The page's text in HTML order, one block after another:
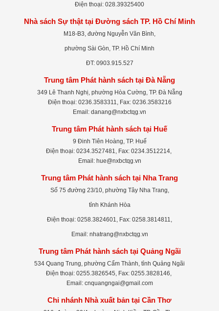
Điện thoại: 028.39325400
Nhà sách Sự thật tại Đường sách TP. Hồ Chí Minh
M18-B3, đường Nguyễn Văn Bình,
phường Sài Gòn, TP. Hồ Chí Minh
ĐT: 0903.915.527
Trung tâm Phát hành sách tại Đà Nẵng
349 Lê Thanh Nghị, phường Hòa Cường, TP. Đà Nẵng
Điện thoại: 0236.3583311, Fax: 0236.3583216
Email: danang@nxbctqg.vn
Trung tâm Phát hành sách tại Huế
9 Đinh Tiên Hoàng, TP. Huế
Điện thoại: 0234.3527481, Fax: 0234.3512214,
Email: hue@nxbctqg.vn
Trung tâm Phát hành sách tại Nha Trang
Số 75 đường 23/10, phường Tây Nha Trang,
tỉnh Khánh Hòa
Điện thoại: 0258.3824601, Fax: 0258.3814811,
Email: nhatrang@nxbctqg.vn
Trung tâm Phát hành sách tại Quảng Ngãi
534 Quang Trung, phường Cẩm Thành, tỉnh Quảng Ngãi
Điện thoại: 0255.3826545, Fax: 0255.3828146,
Email: cnquangngai@gmail.com
Chi nhánh Nhà xuất bản tại Cần Thơ